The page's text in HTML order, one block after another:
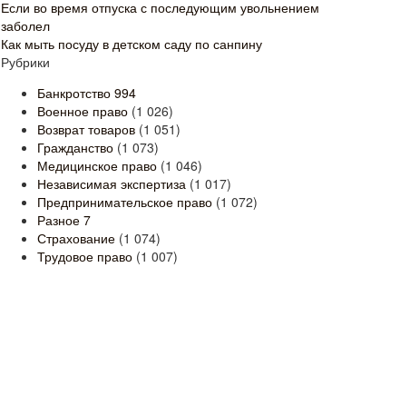
Если во время отпуска с последующим увольнением
заболел
Как мыть посуду в детском саду по санпину
Рубрики
Банкротство 994
Военное право (1 026)
Возврат товаров (1 051)
Гражданство (1 073)
Медицинское право (1 046)
Независимая экспертиза (1 017)
Предпринимательское право (1 072)
Разное 7
Страхование (1 074)
Трудовое право (1 007)